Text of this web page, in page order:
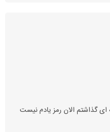
ای گذاشتم الان رمز یادم نیست